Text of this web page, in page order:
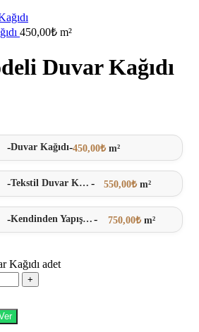
450,00₺ m²
Duvar Kağıdı
-Duvar Kağıdı-450,00₺ m²
- Tekstil Duvar Kağıdı - 550,00₺ m²
- Kendinden Yapışkanlı - 750,00₺ m²
Kağıdı adet